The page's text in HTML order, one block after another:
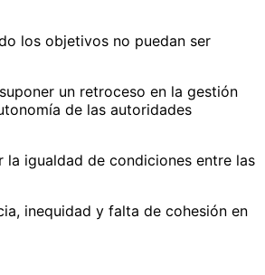
los objetivos no puedan ser
un retroceso en la gestión
de las autoridades
igualdad de condiciones entre las
inequidad y falta de cohesión en